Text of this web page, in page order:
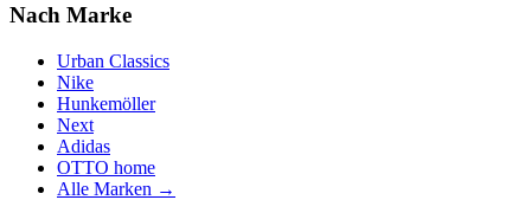
Nach Marke
Urban Classics
Nike
Hunkemöller
Next
Adidas
OTTO home
Alle Marken →